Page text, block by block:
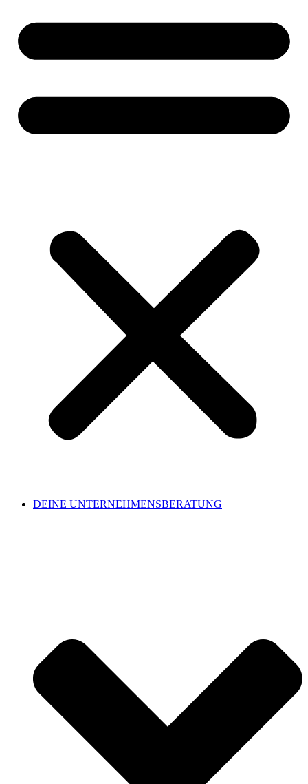
DEINE UNTERNEHMENSBERATUNG